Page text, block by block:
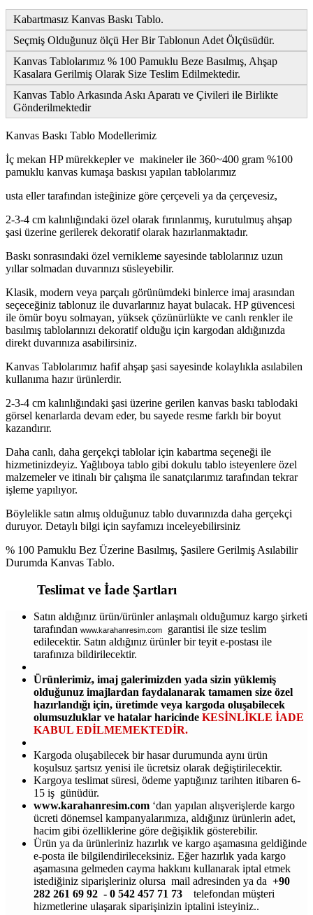
Kabartmasız Kanvas Baskı Tablo.
Seçmiş Olduğunuz ölçü Her Bir Tablonun Adet Ölçüsüdür.
Kanvas Tablolarımız % 100 Pamuklu Beze Basılmış, Ahşap
Kasalara Gerilmiş Olarak Size Teslim Edilmektedir.
Kanvas Tablo Arkasında Askı Aparatı ve Çivileri ile Birlikte
Gönderilmektedir
Kanvas Baskı Tablo Modellerimiz
İç mekan HP mürekkepler ve makineler ile 360~400 gram %100
pamuklu kanvas kumaşa baskısı yapılan tablolarımız
usta eller tarafından isteğinize göre çerçeveli ya da çerçevesiz,
2-3-4 cm kalınlığındaki özel olarak fırınlanmış, kurutulmuş ahşap
şasi üzerine gerilerek dekoratif olarak hazırlanmaktadır.
Baskı sonrasındaki özel vernikleme sayesinde tablolarınız uzun
yıllar solmadan duvarınızı süsleyebilir.
Klasik, modern veya parçalı görünümdeki binlerce imaj arasından
seçeceğiniz tablonuz ile duvarlarınız hayat bulacak. HP güvencesi
ile ömür boyu solmayan, yüksek çözünürlükte ve canlı renkler ile
basılmış tablolarınızı dekoratif olduğu için kargodan aldığınızda
direkt duvarınıza asabilirsiniz.
Kanvas Tablolarımız hafif ahşap şasi sayesinde kolaylıkla asılabilen
kullanıma hazır ürünlerdir.
2-3-4 cm kalınlığındaki şasi üzerine gerilen kanvas baskı tablodaki
görsel kenarlarda devam eder, bu sayede resme farklı bir boyut
kazandırır.
Daha canlı, daha gerçekçi tablolar için kabartma seçeneği ile
hizmetinizdeyiz. Yağlıboya tablo gibi dokulu tablo isteyenlere özel
malzemeler ve itinalı bir çalışma ile sanatçılarımız tarafından tekrar
işleme yapılıyor.
Böylelikle satın almış olduğunuz tablo duvarınızda daha gerçekçi
duruyor. Detaylı bilgi için sayfamızı inceleyebilirsiniz
% 100 Pamuklu Bez Üzerine Basılmış, Şasilere Gerilmiş Asılabilir
Durumda Kanvas Tablo.
Teslimat ve İade Şartları
Satın aldığınız ürün/ürünler anlaşmalı olduğumuz kargo şirketi
tarafından www.karahanresim.com
garantisi ile size teslim
edilecektir. Satın aldığınız ürünler bir teyit e-postası ile
tarafınıza bildirilecektir.
Ürünlerimiz, imaj galerimizden yada sizin yüklemiş
olduğunuz imajlardan faydalanarak tamamen size özel
hazırlandığı için, üretimde veya kargoda oluşabilecek
olumsuzluklar ve hatalar haricinde KESİNLİKLE İADE
KABUL EDİLMEMEKTEDİR.
Kargoda oluşabilecek bir hasar durumunda aynı ürün
koşulsuz şartsız yenisi ile ücretsiz olarak değiştirilecektir.
Kargoya teslimat süresi, ödeme yaptığınız tarihten itibaren 6-
15 iş günüdür.
www.karahanresim.com ‘dan yapılan alışverişlerde kargo
ücreti dönemsel kampanyalarımıza, aldığınız ürünlerin adet,
hacim gibi özelliklerine göre değişiklik gösterebilir.
Ürün ya da ürünleriniz hazırlık ve kargo aşamasına geldiğinde
e-posta ile bilgilendirileceksiniz. Eğer hazırlık yada kargo
aşamasına gelmeden cayma hakkını kullanarak iptal etmek
istediğiniz siparişleriniz olursa mail adresinden ya da +90
282 261 69 92 - 0 542 457 71 73
telefondan müşteri
hizmetlerine ulaşarak siparişinizin iptalini isteyiniz..